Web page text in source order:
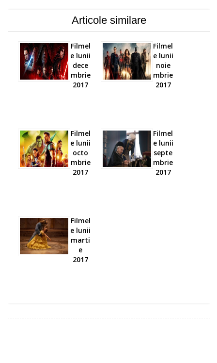
Articole similare
Filmel
e lunii
dece
mbrie
2017
Filmel
e lunii
noie
mbrie
2017
Filmel
e lunii
octo
mbrie
2017
Filmel
e lunii
septe
mbrie
2017
Filmel
e lunii
marti
e
2017